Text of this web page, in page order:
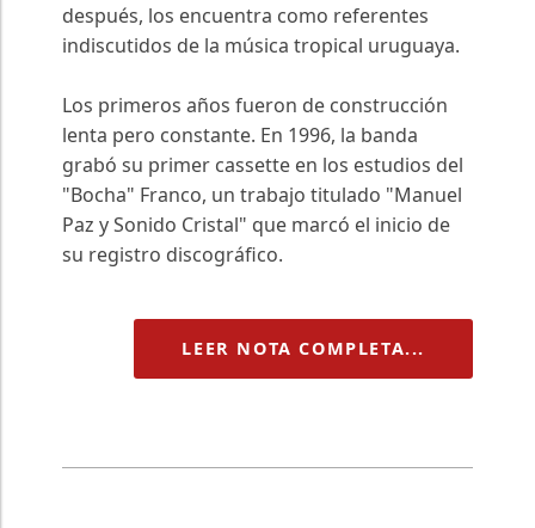
después, los encuentra como referentes
indiscutidos de la música tropical uruguaya.
Los primeros años fueron de construcción
lenta pero constante. En 1996, la banda
grabó su primer cassette en los estudios del
"Bocha" Franco, un trabajo titulado "Manuel
Paz y Sonido Cristal" que marcó el inicio de
su registro discográfico.
LEER NOTA COMPLETA...